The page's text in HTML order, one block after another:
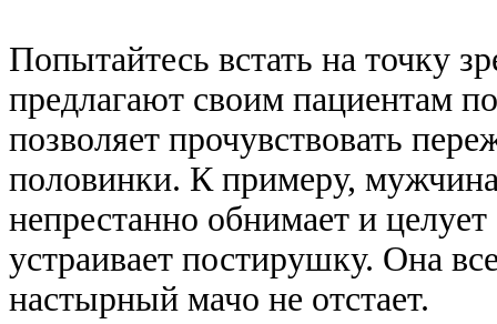
Попытайтесь встать на точку
предлагают своим пациентам
позволяет прочувствовать
половинки. К примеру,
непрестанно обнимает и
устраивает постирушку. Она
настырный мачо не отстает.